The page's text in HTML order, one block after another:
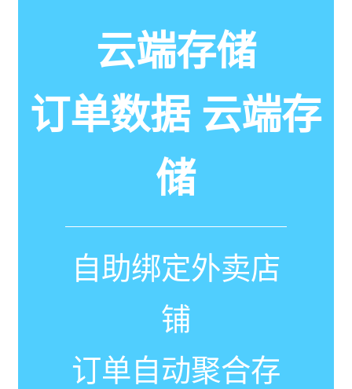
云端存储
订单数据 云端存
储
自助绑定外卖店
铺
订单自动聚合存